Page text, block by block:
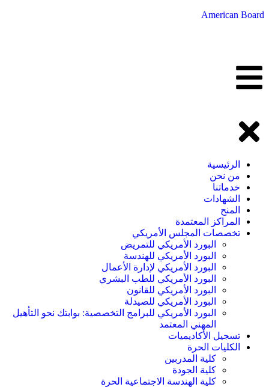
American Board
الرئيسية
من نحن
خدماتنا
الشهادات
المنح
المراكز المعتمدة
تخصصات المجلس الأمريكي
البورد الأمريكي للتمريض
البورد الأمريكي للهندسة
البورد الأمريكي لإدارة الأعمال
البورد الأمريكي للطب البشري
البورد الأمريكي للقانون
البورد الأمريكي للصيدلة
البورد الأمريكي للبرامج التخصصية: بوابتك نحو التأهيل
المهني المعتمد
تسجيل الأكاديميات
الكليات الحرة
كلية المدربين
كلية الجودة
كلية الهندسة الاجتماعية الحرة